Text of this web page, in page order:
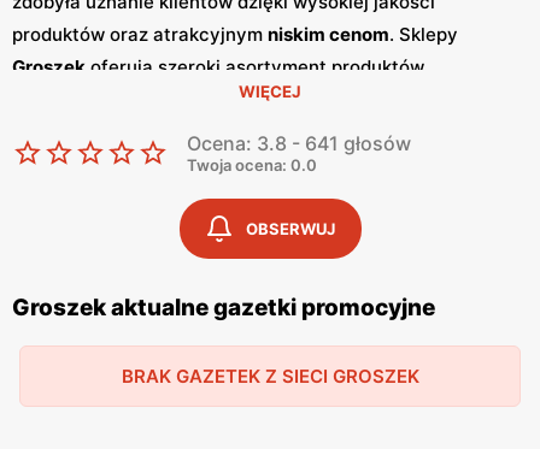
produktów oraz atrakcyjnym niskim cenom. Sklepy
Groszek oferują szeroki asortyment produktów
spożywczych, w tym świeże owoce i warzywa, pieczywo,
nabiał, mięso oraz artykuły codziennego użytku. Klienci
cenią sobie bogaty wybór oraz częste
umożliwiają oszczędności na zakupach. Jednym z
kluczowych elementów strategii marketingowej
są regularnie wydawanegazetki promocyjne
prezentują najnowsze
promocje , specjalne oferty oraz
sezonowe wyprzedaże, dzięki czemu klienci mogą
cenowych. Publikacje te są dostępne zarówno w formie
WIĘCEJ
Ocena: 3.8 - 641 głosów
Twoja ocena: 0.0
OBSERWUJ
Groszek aktualne gazetki promocyjne
BRAK GAZETEK Z SIECI GROSZEK